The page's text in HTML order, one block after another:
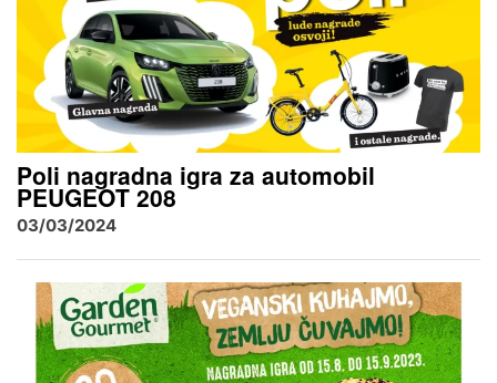
Poli nagradna igra za automobil
PEUGEOT 208
03/03/2024